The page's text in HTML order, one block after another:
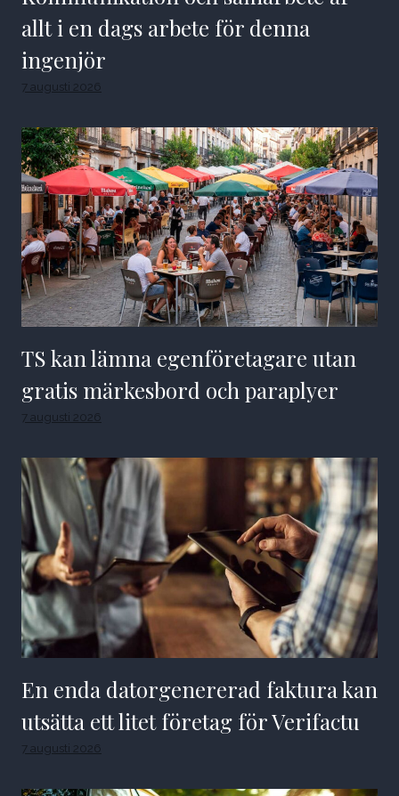
allt i en dags arbete för denna
ingenjör
7 augusti 2026
TS kan lämna egenföretagare utan
gratis märkesbord och paraplyer
7 augusti 2026
En enda datorgenererad faktura kan
utsätta ett litet företag för Verifactu
7 augusti 2026